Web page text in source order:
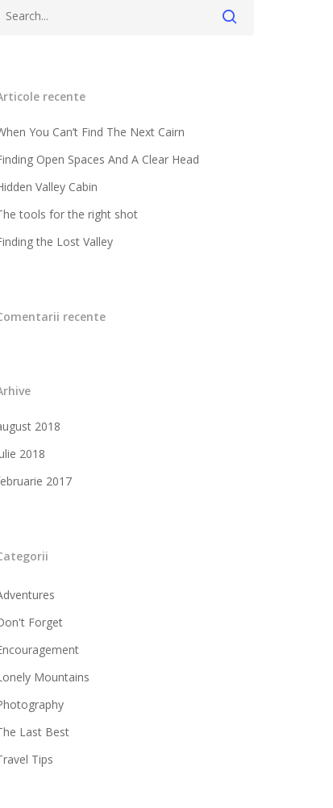
recente
You Can’t Find The Next Cairn
Open Spaces And A Clear Head
Valley Cabin
tools for the right shot
the Lost Valley
recente
2018
2018
2017
Forget
Mountains
Last Best
Tips